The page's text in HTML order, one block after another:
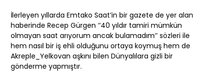
İlerleyen yıllarda Emtako Saat’in bir gazete de yer alan
haberinde Recep Gürgen ‘’40 yıldır tamiri mümkün
olmayan saat arıyorum ancak bulamadım’’ sözleri ile
hem nasıl bir iş ehli olduğunu ortaya koymuş hem de
Akreple_Yelkovan aşkını bilen Dünyalılara gizli bir
gönderme yapmıştır.